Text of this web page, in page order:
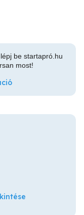
be startapró.hu
most!